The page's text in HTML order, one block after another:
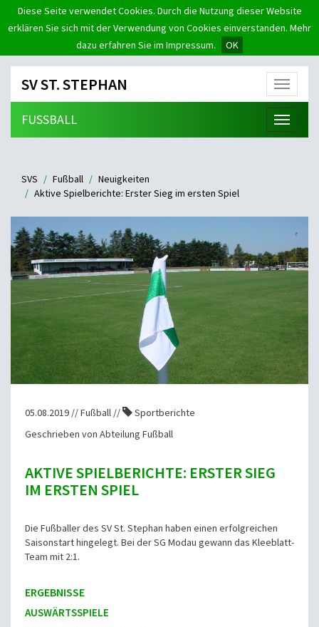
Diese Seite verwendet Cookies. Durch die Nutzung dieser Website
erklären Sie sich mit der Verwendung von Cookies einverstanden. Mehr
dazu erfahren Sie im Impressum.
OK
Menü
SV ST. STEPHAN
Menü
FUSSBALL
SVS Fußball
Neuigkeiten
Aktive Spielberichte: Erster Sieg im ersten Spiel
05.08.2019 // Fußball //
Sportberichte
Geschrieben von Abteilung Fußball
AKTIVE SPIELBERICHTE: ERSTER SIEG
IM ERSTEN SPIEL
Die Fußballer des SV St. Stephan haben einen erfolgreichen
Saisonstart hingelegt. Bei der SG Modau gewann das Kleeblatt-
Team mit 2:1.
ERGEBNISSE
AUSWÄRTSSPIELE